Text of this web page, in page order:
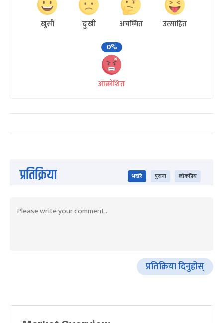
खुसी दुःखी अचम्मित
उत्साहित
0%
आक्रोशित
प्रतिक्रिया भर्खरै पुराना लोकप्रिय
प्रतिक्रिया दिनुहोस्